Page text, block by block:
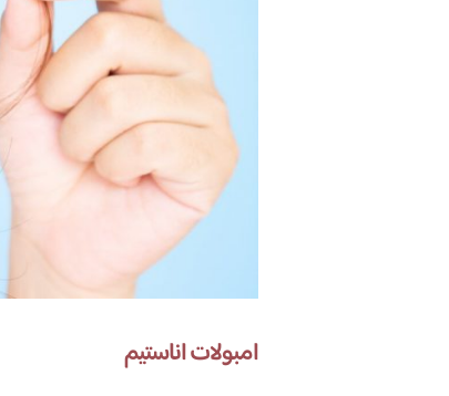
امبولات اناستيم